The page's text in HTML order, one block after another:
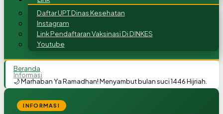
Daftar UPT Dinas Kesehatan
Instagram
Link Pendaftaran Vaksinasi Di DINKES
Youtube
Beranda
Informasi
🌙 Marhaban Ya Ramadhan! Menyambut bulan suci 1446 Hijriah.
INFORMASI